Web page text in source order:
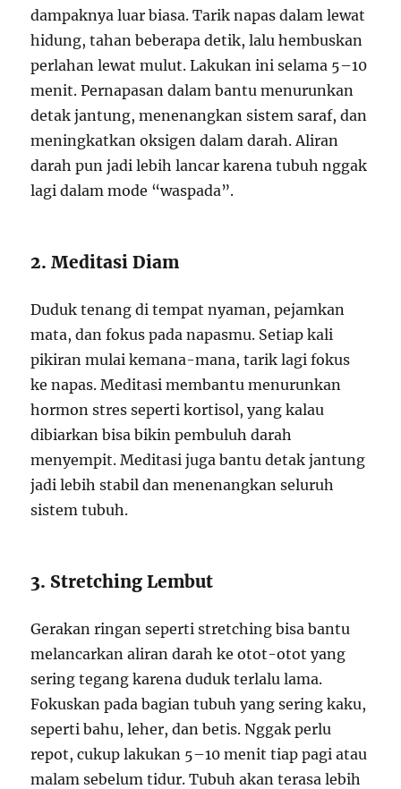
dampaknya luar biasa. Tarik napas dalam lewat
hidung, tahan beberapa detik, lalu hembuskan
perlahan lewat mulut. Lakukan ini selama 5–10
menit. Pernapasan dalam bantu menurunkan
detak jantung, menenangkan sistem saraf, dan
meningkatkan oksigen dalam darah. Aliran
darah pun jadi lebih lancar karena tubuh nggak
lagi dalam mode “waspada”.
2. Meditasi Diam
Duduk tenang di tempat nyaman, pejamkan
mata, dan fokus pada napasmu. Setiap kali
pikiran mulai kemana-mana, tarik lagi fokus
ke napas. Meditasi membantu menurunkan
hormon stres seperti kortisol, yang kalau
dibiarkan bisa bikin pembuluh darah
menyempit. Meditasi juga bantu detak jantung
jadi lebih stabil dan menenangkan seluruh
sistem tubuh.
3. Stretching Lembut
Gerakan ringan seperti stretching bisa bantu
melancarkan aliran darah ke otot-otot yang
sering tegang karena duduk terlalu lama.
Fokuskan pada bagian tubuh yang sering kaku,
seperti bahu, leher, dan betis. Nggak perlu
repot, cukup lakukan 5–10 menit tiap pagi atau
malam sebelum tidur. Tubuh akan terasa lebih